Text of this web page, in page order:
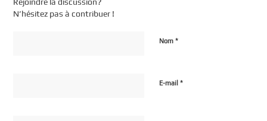
N’hésitez pas à contribuer !
Nom*
E-mail*